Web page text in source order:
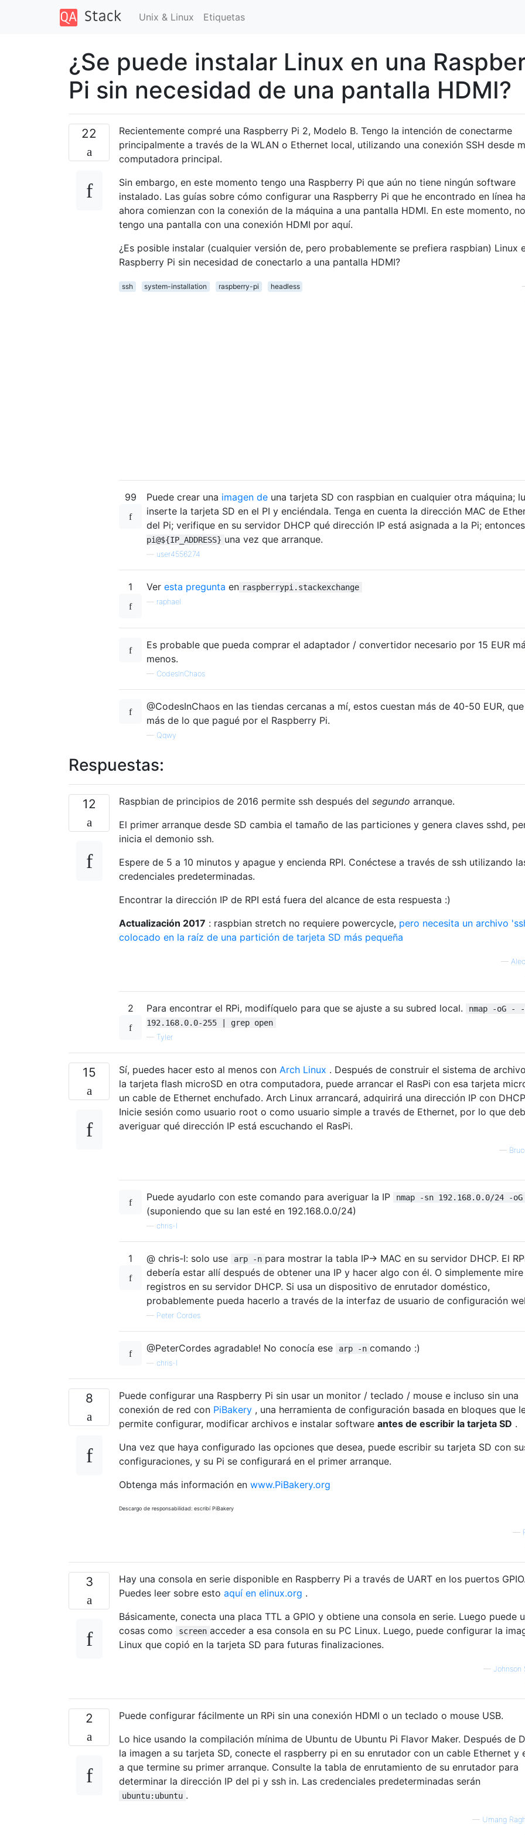
Unix & Linux Etiquetas
¿Se puede instalar Linux en una
Pi sin necesidad de una pantalla HDMI?
22
Recientemente compré una Raspberry Pi 2, Modelo B. Tengo la intención de conectarme
principalmente a través de la WLAN o Ethernet local, utilizando una conexión SSH desde
computadora principal.
Sin embargo, en este momento tengo una Raspberry Pi que aún no tiene ningún software
instalado. Las guías sobre cómo configurar una Raspberry Pi que he encontrado en línea
ahora comienzan con la conexión de la máquina a una pantalla HDMI. En este momento, no
tengo una pantalla con una conexión HDMI por aquí.
¿Es posible instalar (cualquier versión de, pero probablemente se prefiera raspbian) Linux
Raspberry Pi sin necesidad de conectarlo a una pantalla HDMI?
ssh system-installation raspberry-pi headless
99 Puede crear una imagen de una tarjeta SD con raspbian en cualquier otra máquina;
inserte la tarjeta SD en el PI y enciéndala. Tenga en cuenta la dirección MAC de
del Pi; verifique en su servidor DHCP qué dirección IP está asignada a la Pi; entonces
pi@${IP_ADDRESS} una vez que arranque.
user4556274
1 Ver esta pregunta en raspberrypi.stackexchange
raphael
Es probable que pueda comprar el adaptador / convertidor necesario por 15 EUR
menos.
— CodesInChaos
@CodesInChaos en las tiendas cercanas a mí, estos cuestan más de 40-50 EUR,
más de lo que pagué por el Raspberry Pi.
— Qqwy
Respuestas:
12 Raspbian de principios de 2016 permite ssh después del segundo arranque.
El primer arranque desde SD cambia el tamaño de las particiones y genera claves sshd,
inicia el demonio ssh.
Espere de 5 a 10 minutos y apague y encienda RPI. Conéctese a través de ssh utilizando
credenciales predeterminadas.
Encontrar la dirección IP de RPI está fuera del alcance de esta respuesta :)
Actualización 2017 : raspbian stretch no requiere powercycle, pero necesita un archivo
colocado en la raíz de una partición de tarjeta SD más pequeña
—
2 Para encontrar el RPi, modifíquelo para que se ajuste a su subred local.
nmap -oG -
192.168.0.0-255 | grep open
— Tyler
15 Sí, puedes hacer esto al menos con Arch Linux . Después de construir el sistema de
la tarjeta flash microSD en otra computadora, puede arrancar el RasPi con esa tarjeta
un cable de Ethernet enchufado. Arch Linux arrancará, adquirirá una dirección IP con
Inicie sesión como usuario root o como usuario simple a través de Ethernet, por lo que
averiguar qué dirección IP está escuchando el RasPi.
—
Puede ayudarlo con este comando para averiguar la IP nmap -sn 192.168.0.0/24 -
(suponiendo que su lan esté en 192.168.0.0/24)
chris-l
1 @ chris-l: solo use arp -n para mostrar la tabla IP-> MAC en su servidor DHCP. El
debería estar allí después de obtener una IP y hacer algo con él. O simplemente
registros en su servidor DHCP. Si usa un dispositivo de enrutador doméstico,
probablemente pueda hacerlo a través de la interfaz de usuario de configuración
— Peter Cordes
@PeterCordes agradable! No conocía ese arp -n comando :)
chris-l
8
Puede configurar una Raspberry Pi sin usar un monitor / teclado / mouse e incluso sin una
conexión de red con PiBakery , una herramienta de configuración basada en bloques que
permite configurar, modificar archivos e instalar software antes de escribir la tarjeta SD .
Una vez que haya configurado las opciones que desea, puede escribir su tarjeta SD con
configuraciones, y su Pi se configurará en el primer arranque.
Obtenga más información en www.PiBakery.org
Descargo de responsabilidad: escribí PiBakery
—
3
Hay una consola en serie disponible en Raspberry Pi a través de UART en los puertos GPIO.
Puedes leer sobre esto aquí en elinux.org .
Básicamente, conecta una placa TTL a GPIO y obtiene una consola en serie. Luego puede
cosas como
screen acceder a esa consola en su PC Linux. Luego, puede configurar la
Linux que copió en la tarjeta SD para futuras finalizaciones.
— Johnson
2
Puede configurar fácilmente un RPi sin una conexión HDMI o un teclado o mouse USB.
Lo hice usando la compilación mínima de Ubuntu de Ubuntu Pi Flavor Maker. Después de
la imagen a su tarjeta SD, conecte el raspberry pi en su enrutador con un cable Ethernet y
a que termine su primer arranque. Consulte la tabla de enrutamiento de su enrutador para
determinar la dirección IP del pi y ssh in. Las credenciales predeterminadas serán
ubuntu:ubuntu .
— Umang